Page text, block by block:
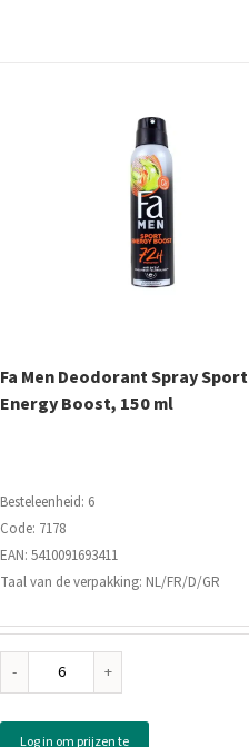
Fa Men Deodorant Spray Sport
Energy Boost, 150 ml
Besteleenheid: 6
Code: 7178
EAN: 5410091693411
Taal van de verpakking: NL/FR/D/GR
Fa
Deodorant
Log in om prijzen te